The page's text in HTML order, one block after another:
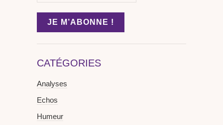
CATÉGORIES
Analyses
Echos
Humeur